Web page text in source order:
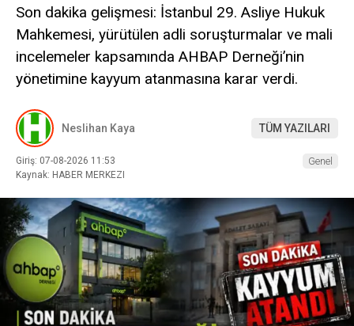
Son dakika gelişmesi: İstanbul 29. Asliye Hukuk
Mahkemesi, yürütülen adli soruşturmalar ve mali
incelemeler kapsamında AHBAP Derneği’nin
yönetimine kayyum atanmasına karar verdi.
Neslihan Kaya TÜM YAZILARI
Giriş: 07-08-2026 11:53
Kaynak: HABER MERKEZI
Genel